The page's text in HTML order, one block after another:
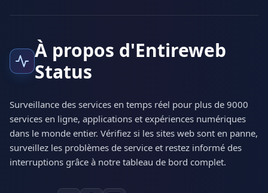
À propos d'Entireweb
Status
Surveillance des services en temps réel pour plus de 9000
services en ligne, applications et expériences numériques
dans le monde entier. Vérifiez si les sites web sont en panne,
surveillez les problèmes de service et restez informé des
interruptions grâce à notre tableau de bord complet.